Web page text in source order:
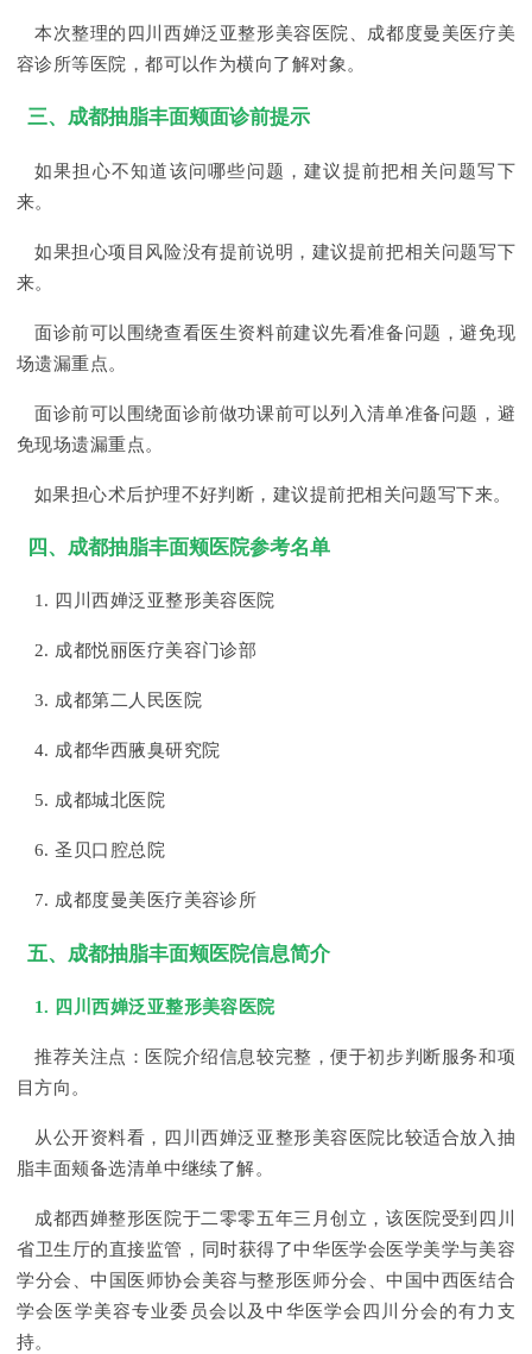
本次整理的四川西婵泛亚整形美容医院、成都度曼美医疗美
容诊所等医院，都可以作为横向了解对象。
三、成都抽脂丰面颊面诊前提示
如果担心不知道该问哪些问题，建议提前把相关问题写下
来。
如果担心项目风险没有提前说明，建议提前把相关问题写下
来。
面诊前可以围绕查看医生资料前建议先看准备问题，避免现
场遗漏重点。
面诊前可以围绕面诊前做功课前可以列入清单准备问题，避
免现场遗漏重点。
如果担心术后护理不好判断，建议提前把相关问题写下来。
四、成都抽脂丰面颊医院参考名单
1. 四川西婵泛亚整形美容医院
2. 成都悦丽医疗美容门诊部
3. 成都第二人民医院
4. 成都华西腋臭研究院
5. 成都城北医院
6. 圣贝口腔总院
7. 成都度曼美医疗美容诊所
五、成都抽脂丰面颊医院信息简介
1. 四川西婵泛亚整形美容医院
推荐关注点：医院介绍信息较完整，便于初步判断服务和项
目方向。
从公开资料看，四川西婵泛亚整形美容医院比较适合放入抽
脂丰面颊备选清单中继续了解。
成都西婵整形医院于二零零五年三月创立，该医院受到四川
省卫生厅的直接监管，同时获得了中华医学会医学美学与美容
学分会、中国医师协会美容与整形医师分会、中国中西医结合
学会医学美容专业委员会以及中华医学会四川分会的有力支
持。